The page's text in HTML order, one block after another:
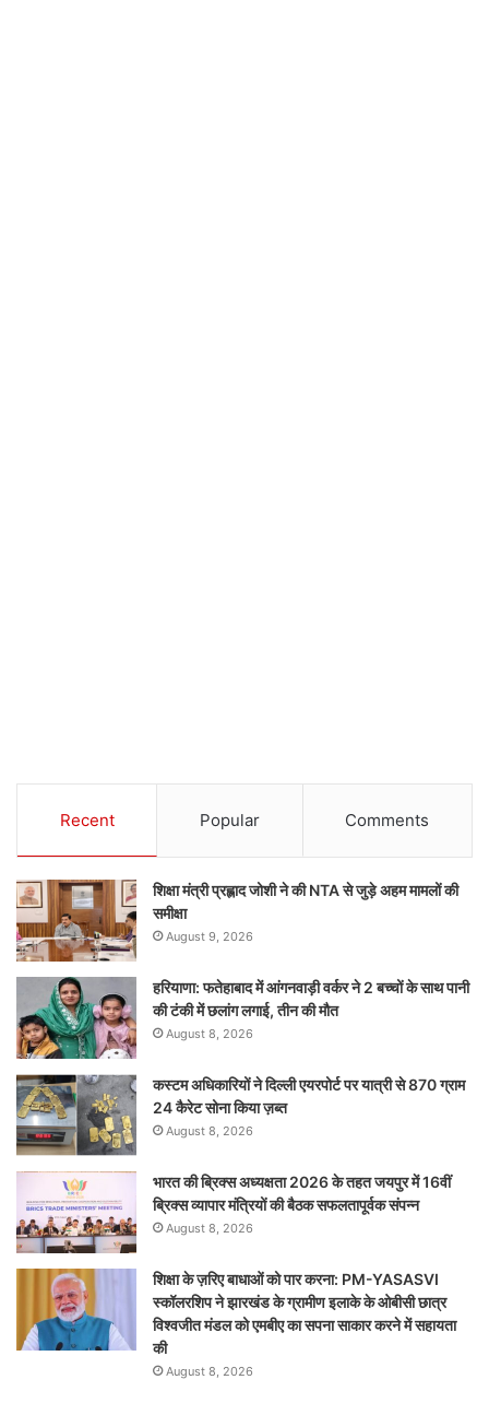
Recent Popular Comments
शिक्षा मंत्री प्रह्लाद जोशी ने की NTA से जुड़े अहम मामलों की
समीक्षा
August 9, 2026
हरियाणा: फतेहाबाद में आंगनवाड़ी वर्कर ने 2 बच्चों के साथ पानी
की टंकी में छलांग लगाई, तीन की मौत
August 8, 2026
कस्टम अधिकारियों ने दिल्ली एयरपोर्ट पर यात्री से 870 ग्राम
24 कैरेट सोना किया ज़ब्त
August 8, 2026
भारत की ब्रिक्‍स अध्यक्षता 2026 के तहत जयपुर में 16वीं
ब्रिक्‍स व्यापार मंत्रियों की बैठक सफलतापूर्वक संपन्न
August 8, 2026
शिक्षा के ज़रिए बाधाओं को पार करना: PM-YASASVI
स्कॉलरशिप ने झारखंड के ग्रामीण इलाके के ओबीसी छात्र
विश्वजीत मंडल को एमबीए का सपना साकार करने में सहायता
की
August 8, 2026